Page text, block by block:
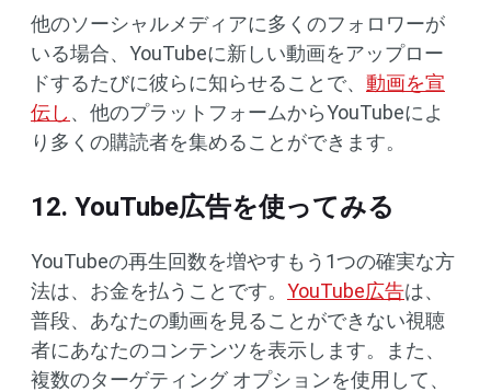
他のソーシャルメディアに多くのフォロワーが
いる場合、YouTubeに新しい動画をアップロー
ドするたびに彼らに知らせることで、 動画を宣
伝し 、他のプラットフォームからYouTubeによ
り多くの購読者を集めることができます。
12. YouTube広告を使ってみる
YouTubeの再生回数を増やすもう1つの確実な方
法は、お金を払うことです。 YouTube広告は、
普段、あなたの動画を見ることができない視聴
者にあなたのコンテンツを表示します。また、
複数のターゲティング オプションを使用して、